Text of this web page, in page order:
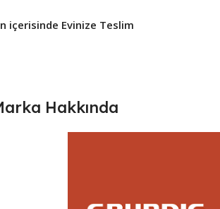
içerisinde Evinize Teslim
Hakkında